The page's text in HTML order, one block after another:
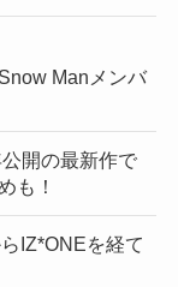
Manメンバ
開の最新作で
も！
IZ*ONEを経て